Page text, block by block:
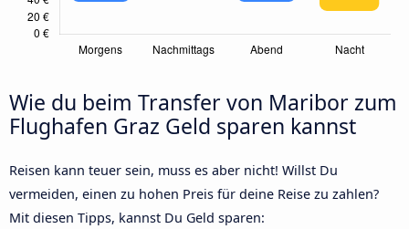
Wie du beim Transfer von Maribor zum
Flughafen Graz Geld sparen kannst
Reisen kann teuer sein, muss es aber nicht! Willst Du
vermeiden, einen zu hohen Preis für deine Reise zu zahlen?
Mit diesen Tipps, kannst Du Geld sparen: